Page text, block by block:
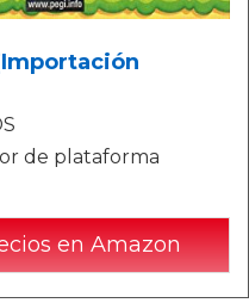
de plataforma
en Amazon